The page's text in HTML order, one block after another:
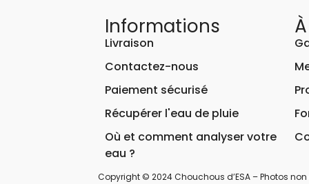
Informations
Livraison
Contactez-nous
Paiement sécurisé
Récupérer l'eau de pluie
Où et comment analyser votre
eau ?
Copyright © 2024 Chouchous d’ESA – Photos